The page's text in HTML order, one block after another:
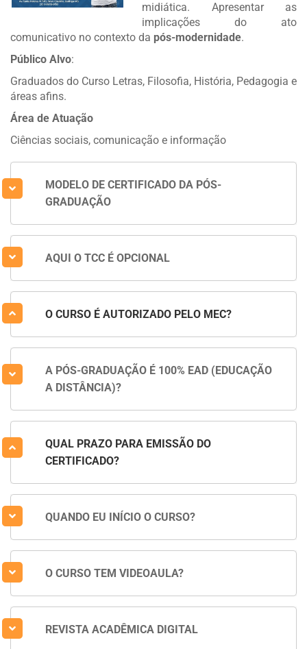
midiática. Apresentar as
implicações do ato
comunicativo no contexto da pós-modernidade.
Público Alvo:
Graduados do Curso Letras, Filosofia, História, Pedagogia e
áreas afins.
Área de Atuação
Ciências sociais, comunicação e informação
MODELO DE CERTIFICADO DA PÓS-
GRADUAÇÃO
AQUI O TCC É OPCIONAL
O CURSO É AUTORIZADO PELO MEC?
A PÓS-GRADUAÇÃO É 100% EAD (EDUCAÇÃO
A DISTÂNCIA)?
QUAL PRAZO PARA EMISSÃO DO
CERTIFICADO?
QUANDO EU INÍCIO O CURSO?
O CURSO TEM VIDEOAULA?
REVISTA ACADÊMICA DIGITAL